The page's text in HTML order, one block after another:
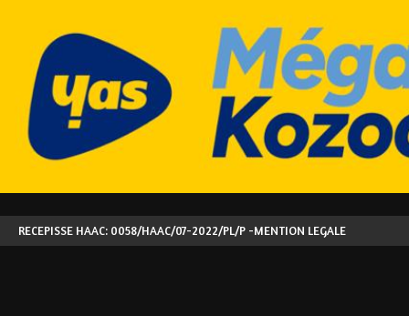
RECEPISSE HAAC: 0058/HAAC/07-2022/PL/P -MENTION LEGALE